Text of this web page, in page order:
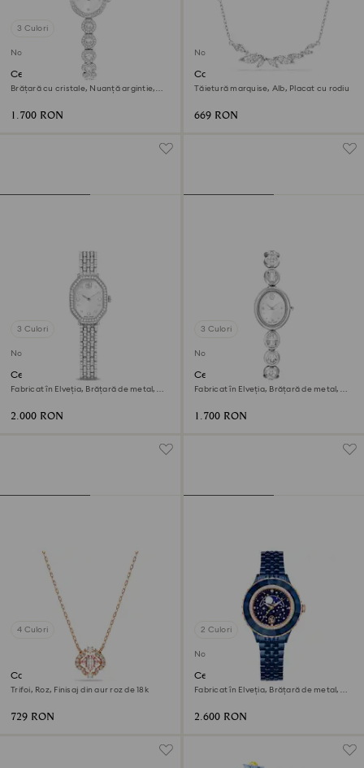
3 Culori
Nou
Ceas Una Angelic
Brățară cu cristale, Nuanță argintie,
1.700 RON
Nou
Colier Mesmera
Tăietură marquise, Alb, Placat cu rodiu
669 RON
3 Culori
Nou
Ceas Dextera octagon
Fabricat în Elveția, Brățară de metal,
2.000 RON
3 Culori
Nou
Ceas Imber oval
Fabricat în Elveția, Brățară de metal,
1.700 RON
4 Culori
Colier Una
Trifoi, Roz, Finisaj din aur roz de 18k
729 RON
2 Culori
Nou
Ceas Octea moon
Fabricat în Elveția, Brățară de metal,
2.600 RON